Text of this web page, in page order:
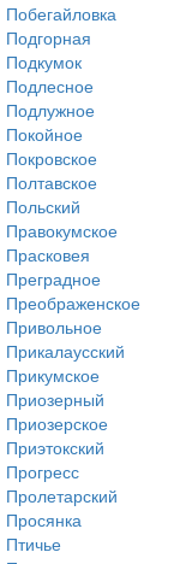
Побегайловка
Подгорная
Подкумок
Подлесное
Подлужное
Покойное
Покровское
Полтавское
Польский
Правокумское
Прасковея
Преградное
Преображенское
Привольное
Прикалаусский
Прикумское
Приозерный
Приозерское
Приэтокский
Прогресс
Пролетарский
Просянка
Птичье